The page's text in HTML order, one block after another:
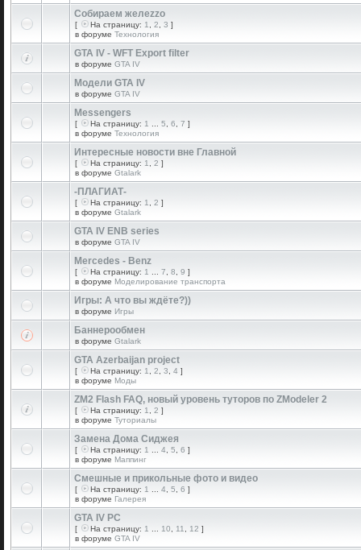
Собираем желеzzо
[ На страницу: 1 2 3 ]
в форуме Технология
GTA IV - WFT Export filter
в форуме GTA IV
Модели GTA IV
в форуме GTA IV
Messengers
[ На страницу: 1 5 6 7 ]
в форуме Технология
Интересные новости вне Главной
[ На страницу: 1 2 ]
в форуме Gtalark
-ПЛАГИАТ-
[ На страницу: 1 2 ]
в форуме Gtalark
GTA IV ENB series
в форуме GTA IV
Mercedes - Benz
[ На страницу: 1 7 8 9 ]
в форуме Моделирование транспорта
Игры: А что вы ждёте?))
в форуме Игры
Баннерообмен
в форуме Gtalark
GTA Azerbaijan project
[ На страницу: 1 2 3 4 ]
в форуме Моды
ZM2 Flash FAQ, новый уровень туторов по ZModeler 2
[ На страницу: 1 2 ]
в форуме Туториалы
Замена Дома Сиджея
[ На страницу: 1 4 5 6 ]
в форуме Маппинг
Смешные и прикольные фото и видео
[ На страницу: 1 4 5 6 ]
в форуме Галерея
GTA IV PC
[ На страницу: 1 10 11 12 ]
в форуме GTA IV